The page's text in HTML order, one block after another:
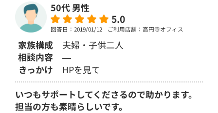
50代 男性
5.0
回答日：2019/01/12 ご利用店舗：高円寺オフィス
家族構成
夫婦・子供二人
相談内容
―
きっかけ
HPを見て
いつもサポートしてくださるので助かります。
担当の方も素晴らしいです。